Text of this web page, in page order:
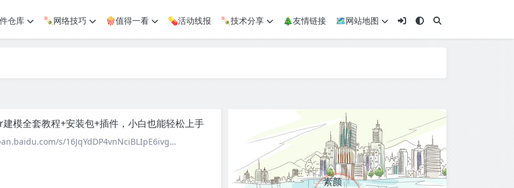
仓库 🍡网络技巧 🍿值得一看 💊活动线报 🍡技术分享 🎄友情链接
🗺网站地图
模全套教程+安装包+插件，小白也能轻松上手
s/16JqYdDP4vnNciBLIpE6ivg…